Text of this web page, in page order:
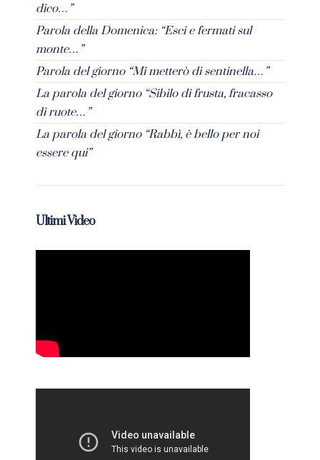
dico…”
Parola della Domenica: “Esci e fermati sul
monte…”
Parola del giorno “Mi metterò di sentinella…”
La parola del giorno “Sibilo di frusta, fracasso
di ruote…”
La parola del giorno “Rabbì, è bello per noi
essere qui”
Ultimi Video